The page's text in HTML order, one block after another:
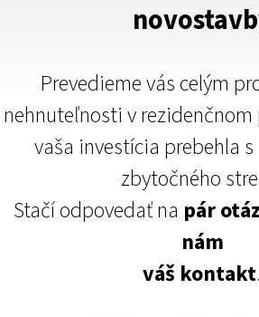
Prevedieme vás celým
nehnuteľnosti v
vaša investícia prebehla
zbytočného
Stačí odpovedať na pár
nám
váš kontakt.